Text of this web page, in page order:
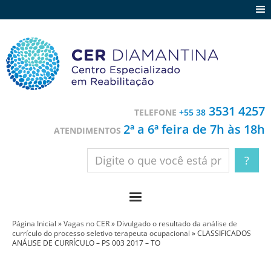
Contato
TELEFONE +55 38 3531 4257
ATENDIMENTOS 2ª a 6ª feira de 7h às 18h
Página Inicial »Vagas no CER» Divulgado o resultado da análise de
currículo do processo seletivo terapeuta ocupacional »CLASSIFICADOS
ANÁLISE DE CURRÍCULO – PS 003 2017 – TO